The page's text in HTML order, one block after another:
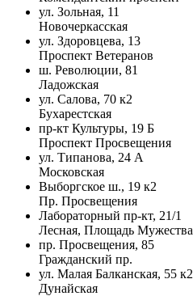
ул. Зольная, 11
Новочеркасская
ул. Здоровцева, 13
Проспект Ветеранов
ш. Революции, 81
Ладожская
ул. Салова, 70 к2
Бухарестская
пр-кт Культуры, 19 Б
Проспект Просвещения
ул. Типанова, 24 А
Московская
Выборгское ш., 19 к2
Пр. Просвещения
Лабораторный пр-кт, 21/1
Лесная, Площадь Мужества
пр. Просвещения, 85
Гражданский пр.
ул. Малая Балканская, 55 к2
Дунайская